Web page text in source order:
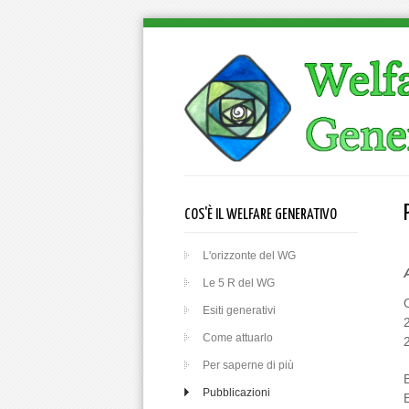
COS'È IL WELFARE GENERATIVO
L'orizzonte del WG
Le 5 R del WG
Esiti generativi
Come attuarlo
Per saperne di più
Pubblicazioni